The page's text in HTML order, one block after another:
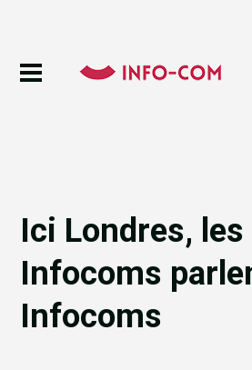
Ici Londres, les
Infocoms
Infocoms